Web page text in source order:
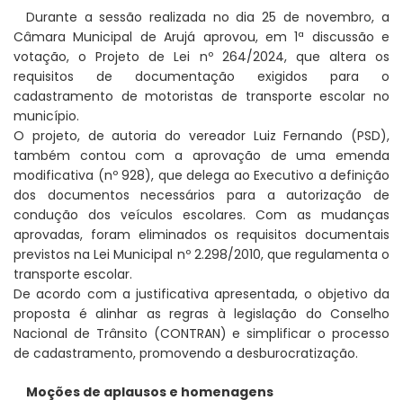
Durante a sessão realizada no dia 25 de novembro, a
Câmara Municipal de Arujá aprovou, em 1ª discussão e
votação, o Projeto de Lei nº 264/2024, que altera os
requisitos de documentação exigidos para o
cadastramento de motoristas de transporte escolar no
município.
O projeto, de autoria do vereador Luiz Fernando (PSD),
também contou com a aprovação de uma emenda
modificativa (nº 928), que delega ao Executivo a definição
dos documentos necessários para a autorização de
condução dos veículos escolares. Com as mudanças
aprovadas, foram eliminados os requisitos documentais
previstos na Lei Municipal nº 2.298/2010, que regulamenta o
transporte escolar.
De acordo com a justificativa apresentada, o objetivo da
proposta é alinhar as regras à legislação do Conselho
Nacional de Trânsito (CONTRAN) e simplificar o processo
de cadastramento, promovendo a desburocratização.
Moções de aplausos e homenagens